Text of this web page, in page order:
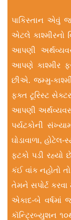
પાકિસ્તાન એવું
એટલે કાશ્મીરનો
આપણી
આપણે કાશ્મીર
છીએ. જમ્મુ-
ફક્ત ટૂરિસ્ટ
આપણી
પર્યટકોની
ઘોડાવાળા, હોટેલ-
ફટકો પડી
કંઈ વાંક નહોતો
તેમને સપોર્ટ
એકાદ-બે વર્ષમાં
કૉન્ટ્રિબ્યુશન